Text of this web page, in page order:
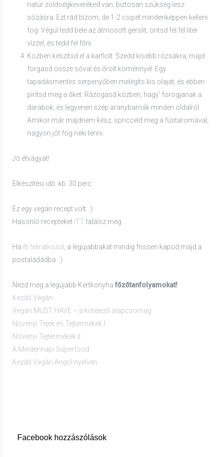
natúr zöldségkeveréked van, biztosan szükség lesz
sózásra. Ezt rád bízom, de 1-2 csipet mindenképpen kelleni
fog. Végül tedd bele az átmosott gerslit, öntsd fel fél liter
vízzel, és tedd fel főni.
Közben készítsd el a karfiolt. Szedd kisebb rózsákra, majd
forgasd össze sóval és őrölt köménnyel. Egy
tapadásmentes serpenyőben melegíts kis olajat, és ebben
pirítsd meg a őket. Rázogasd közben, hagy’ forogjanak a
darabok, és legyenen szép aranybarnák minden oldalról.
Amikor már majdnem kész, spricceld meg a füstaromával,
nagyon jót fog neki tenni.
Jó étvágyat!
Elkészítési idő: kb. 30 perc
Ez egy vegán recept volt. :)
Hasonló recepteket ITT találsz még.
Ha itt feliratkozol , a legújabbakat mindig frissen kapod majd a
postaládádba. :)
Nézd meg a legújabb Kertkonyha főzőtanfolyamokat!
Kezdő Vegán
Vegán MUST HAVE – a kötelező alapcsomag
Növényi Tejek és Tejtermékek I
Növényi Tejtermékek II
A Mindennapi Superfood
Kezdő Vegán Angol nyelven
Facebook hozzászólások